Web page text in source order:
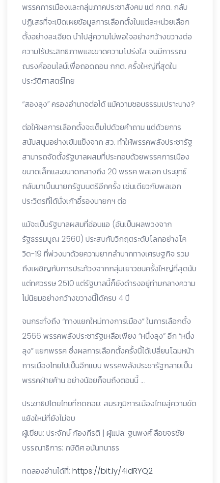
พรรคการเมืองและกลุ่มภาคประชาสังคม แต่ กกต. กลับ
ปฏิเสธที่จะเปิดเผยข้อมูลการเลือกตั้งในแต่ละหน่วยเลือก
ตั้งอย่างละเอียด นำไปสู่ความไม่พอใจอย่างกว้างขวางต่อ
ความไร้ประสิทธิภาพและขาดความโปร่งใส จนมีการรณ
ณรงค์ออนไลน์เพื่อถอดถอน กกต. ครั้งใหญ่ที่สุดใน
ประวัติศาสตร์ไทย
“สองลุง” ครองอำนาจต่อได้ แม้ความชอบธรรมเปราะบาง?
ต่อให้ผลการเลือกตั้งจะเต็มไปด้วยคำถาม แต่ด้วยการ
สนับสนุนอย่างเข้มแข็งจาก สว. ทำให้พรรคพลังประชารัฐ
สามารถจัดตั้งรัฐบาลผสมที่ประกอบด้วยพรรคการเมือง
ขนาดเล็กและขนาดกลางถึง 20 พรรค พลเอก ประยุทธ์
กลับมาเป็นนายกรัฐมนตรีอีกครั้ง เช่นเดียวกับพลเอก
ประวิตรที่ได้นั่งเก้าอี้รองนายกฯ ต่อ
แม้จะเป็นรัฐบาลผสมที่อ่อนแอ (อันเป็นผลพวงจาก
รัฐธรรมนูญ 2560) ประสบกับวิกฤตระดับโลกอย่างโค
วิด-19 ที่พ่วงมาด้วยความยากลำบากทางเศรษฐกิจ รวม
ถึงเผชิญกับการประท้วงจากกลุ่มเยาวชนครั้งใหญ่ที่สุดนับ
แต่ทศวรรษ 2510 แต่รัฐบาลนี้ก็ยังดำรงอยู่ท่ามกลางความ
ไม่นิยมอย่างกว้างขวางนี้ได้ครบ 4 ปี
จนกระทั่งถึง “ทางแยกใหม่ทางการเมือง” ในการเลือกตั้ง
2566 พรรคพลังประชารัฐเหลือเพียง “หนึ่งลุง” อีก “หนึ่ง
ลุง” แยกพรรค ซึ่งผลการเลือกตั้งครั้งนี้ได้เปลี่ยนโฉมหน้า
การเมืองไทยไปเป็นอีกแบบ พรรคพลังประชารัฐกลายเป็น
พรรคฝ่ายค้าน อย่างน้อยก็จนถึงตอนนี้ …
ประชาธิปไตยไทยที่ถดถอย: สมรภูมิการเมืองไทยสู่ความขัด
แย้งใหม่ที่ยังไม่จบ
ผู้เขียน: ประจักษ์ ก้องกีรติ | ผู้แปล: ฐนพงศ์ ลือขจรชัย
บรรณาธิการ: กษิดิศ อนันทนาธร
ทดลองอ่านได้ที่: https://bit.ly/4idRYQ2